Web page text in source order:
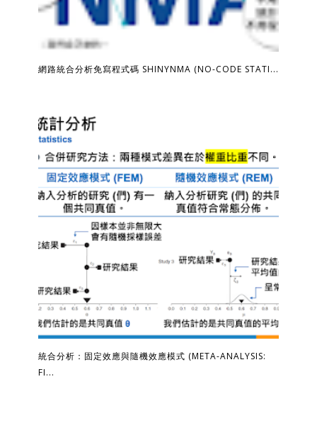
網路統合分析免寫程式碼 SHINYNMA (NO-CODE STATI...
統合分析：固定效應與隨機效應模式 (META-ANALYSIS:
FI...